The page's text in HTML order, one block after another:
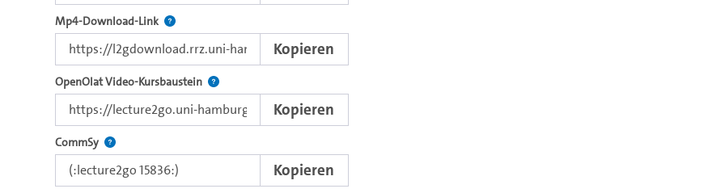
Mp4-Download-Link Kopieren Sie den Download-Link dieses Videos.
Kopieren
OpenOlat Video-Kursbaustein Verwenden Sie diesen Link, um ein Video in den OpenOlat Video-Baustein einzubetten.
Kopieren
CommSy Nutzen Sie diesen Code, um das Video in CommSy einzubetten.
Kopieren